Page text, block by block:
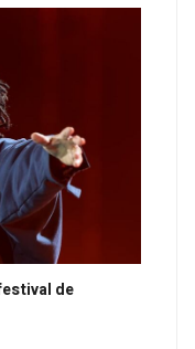
de